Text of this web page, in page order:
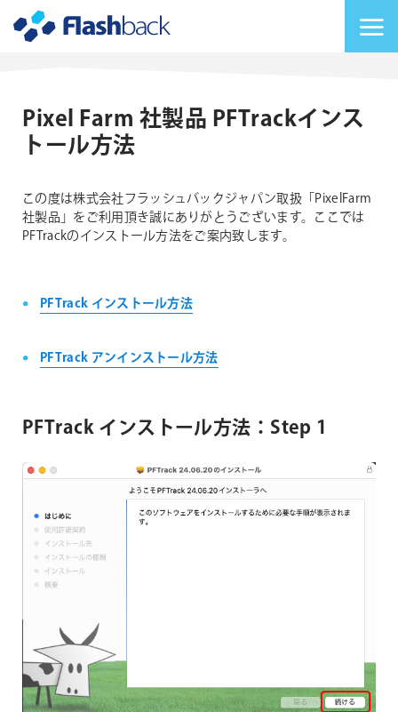
Pixel Farm 社製品 PFTrackインス
トール方法
この度は株式会社フラッシュバックジャパン取扱「PixelFarm
社製品」をご利用頂き誠にありがとうございます。ここでは
PFTrackのインストール方法をご案内致します。
PFTrack インストール方法
PFTrack アンインストール方法
PFTrack インストール方法：Step 1